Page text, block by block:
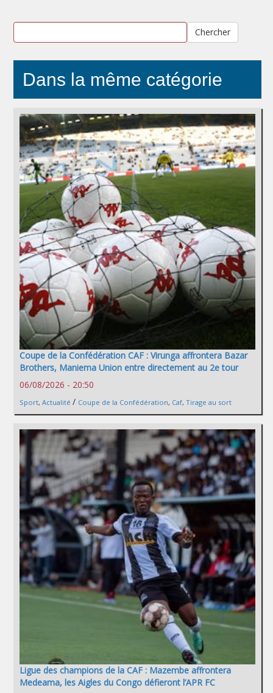
Chercher
Dans la même catégorie
Coupe de la Confédération CAF : Virunga affrontera Bazar
Brothers, Maniema Union entre directement au 2e tour
06/08/2026 - 20:50
Sport, Actualité / Coupe de la Confédération, Caf, Tirage au sort
Ligue des champions de la CAF : Mazembe affrontera
Medeama, les Aigles du Congo défieront l’APR FC